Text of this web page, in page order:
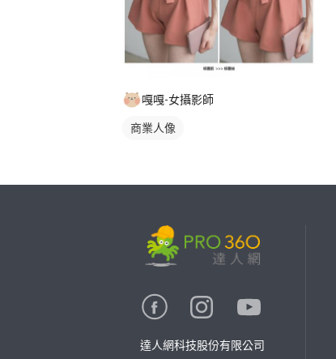
嘎嘎-女攝影師
商業人像
達人網科技股份有限公司